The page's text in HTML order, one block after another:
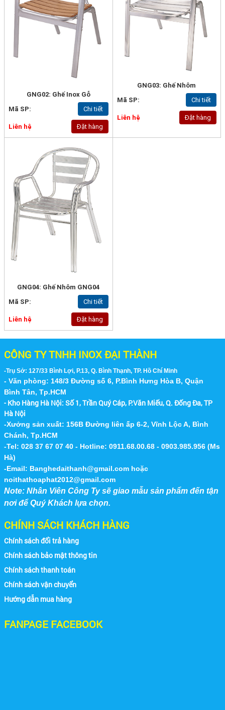
GNG02: Ghế Inox Gỗ
Mã SP:
Chi tiết
Liên hệ Đặt hàng
GNG03: Ghế Nhôm
Mã SP:
Chi tiết
Liên hệ Đặt hàng
GNG04: Ghế Nhôm GNG04
Mã SP:
Chi tiết
Liên hệ Đặt hàng
CÔNG TY TNHH INOX ĐẠI THÀNH
-Trụ Sở: 127/33 Bình Lợi, P.13, Q. Bình Thạnh, TP. Hồ Chí Minh
- Văn phòng: 148/3 Đường số 6, P.Bình Hưng Hòa B, Quận
Bình Tân, Tp.HCM
- Kho Hàng Hà Nội: Số 1, Trần Quý Cáp, P.Văn Miếu, Q. Đống Đa, TP
Hà Nội
-Xưởng sản xuất: 156B Đường liên ấp 6-2, Vĩnh Lộc A, Bình
Chánh, Tp.HCM
-Tel: 028 37 67 07 40 - Hotline: 0911.68.00.68 - 0903.985.956 (Ms
Hà)
-Email: Banghedaithanh@gmail.com hoặc
noithathoaphat2012@gmail.com
Note: Nhân Viên Công Ty sẽ giao mẫu sản phẩm đến tận
nơi để Quý Khách lựa chọn.
CHÍNH SÁCH KHÁCH HÀNG
Chính sách đổi trả hàng
Chính sách bảo mật thông tin
Chính sách thanh toán
Chính sách vận chuyển
Hướng dẫn mua hàng
FANPAGE FACEBOOK